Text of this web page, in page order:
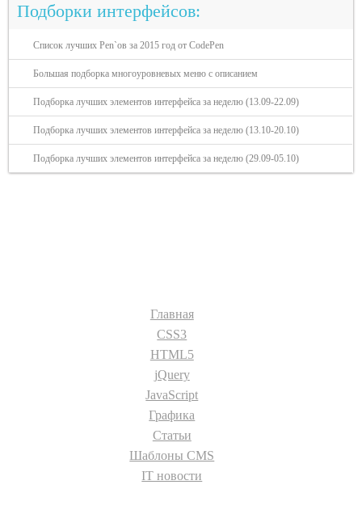
Подборки интерфейсов:
Список лучших Pen`ов за 2015 год от CodePen
Большая подборка многоуровневых меню с описанием
Подборка лучших элементов интерфейса за неделю (13.09-22.09)
Подборка лучших элементов интерфейса за неделю (13.10-20.10)
Подборка лучших элементов интерфейса за неделю (29.09-05.10)
Главная
CSS3
HTML5
jQuery
JavaScript
Графика
Статьи
Шаблоны CMS
IT новости